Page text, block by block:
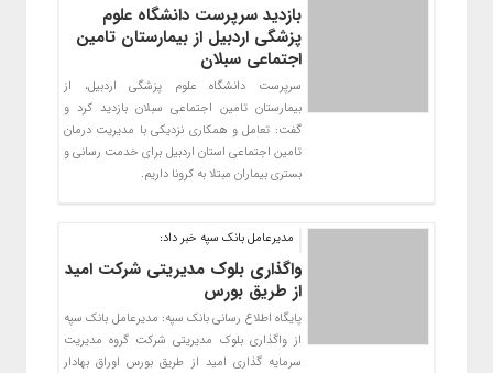
بازدید سرپرست دانشگاه علوم
پزشگی اردبیل از بیمارستان تامین
اجتماعی سبلان
سرپرست دانشگاه علوم پزشگی اردبیل، از
بیمارستان تامین اجتماعی سبلان بازدید کرد و
گفت: تعامل و همکاری نزدیکی با مدیریت درمان
تامین اجتماعی استان اردبیل برای خدمت رسانی و
بستری بیماران مبتلا به کرونا داریم.
مدیرعامل بانک سپه خبر داد:
واگذاری بلوک مدیریتی شرکت امید
از طریق بورس
پایگاه اطلاع رسانی بانک سپه: مدیرعامل بانک سپه
از واگذاری بلوک مدیریتی شرکت گروه مدیریت
سرمایه گذاری امید از طریق بورس اوراق بهادار